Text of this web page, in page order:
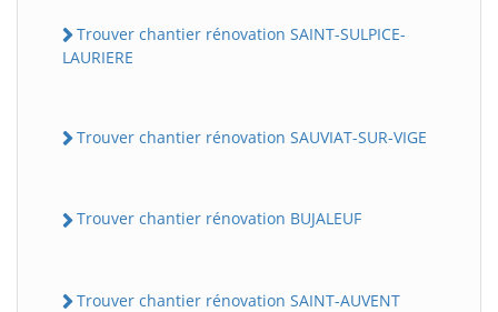
Trouver chantier rénovation SAINT-SULPICE-
LAURIERE
Trouver chantier rénovation SAUVIAT-SUR-VIGE
Trouver chantier rénovation BUJALEUF
Trouver chantier rénovation SAINT-AUVENT